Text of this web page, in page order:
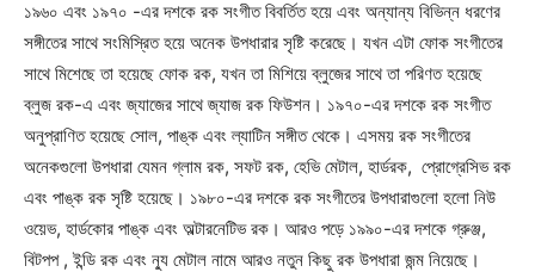
১৯৬০ এবং ১৯৭০ -এর দশকে রক সংগীত বিবর্তিত হয়ে এবং অন্যান্য বিভিন্ন ধরণের
সঙ্গীতের সাথে সংমিস্রিত হয়ে অনেক উপধারার সৃষ্টি করেছে। যখন এটা ফোক সংগীতের
সাথে মিশেছে তা হয়েছে ফোক রক, যখন তা মিশিয়ে ব্লুজের সাথে তা পরিণত হয়েছে
ব্লুজ রক-এ এবং জ্যাজের সাথে জ্যাজ রক ফিউশন। ১৯৭০-এর দশকে রক সংগীত
অনুপ্রাণিত হয়েছে সোল, পাঙ্ক এবং ল্যাটিন সঙ্গীত থেকে। এসময় রক সংগীতের
অনেকগুলো উপধারা যেমন গ্লাম রক, সফট রক, হেভি মেটাল, হার্ডরক, প্রোগ্রেসিভ রক
এবং পাঙ্ক রক সৃষ্টি হয়েছে। ১৯৮০-এর দশকে রক সংগীতের উপধারাগুলো হলো নিউ
ওয়েভ, হার্ডকোর পাঙ্ক এবং অল্টারনেটিভ রক। আরও পড়ে ১৯৯০-এর দশকে গ্রুঞ্জ,
বিটপপ , ইন্ডি রক এবং ন্যু মেটাল নামে আরও নতুন কিছু রক উপধারা জন্ম নিয়েছে।